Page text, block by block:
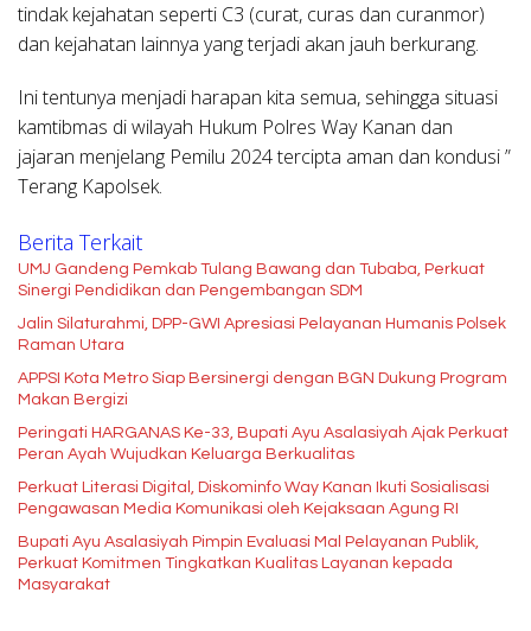
tindak kejahatan seperti C3 (curat, curas dan curanmor)
dan kejahatan lainnya yang terjadi akan jauh berkurang.
Ini tentunya menjadi harapan kita semua, sehingga situasi
kamtibmas di wilayah Hukum Polres Way Kanan dan
jajaran menjelang Pemilu 2024 tercipta aman dan kondusi ”
Terang Kapolsek.
Berita Terkait
UMJ Gandeng Pemkab Tulang Bawang dan Tubaba, Perkuat
Sinergi Pendidikan dan Pengembangan SDM
Jalin Silaturahmi, DPP-GWI Apresiasi Pelayanan Humanis Polsek
Raman Utara
APPSI Kota Metro Siap Bersinergi dengan BGN Dukung Program
Makan Bergizi
Peringati HARGANAS Ke-33, Bupati Ayu Asalasiyah Ajak Perkuat
Peran Ayah Wujudkan Keluarga Berkualitas
Perkuat Literasi Digital, Diskominfo Way Kanan Ikuti Sosialisasi
Pengawasan Media Komunikasi oleh Kejaksaan Agung RI
Bupati Ayu Asalasiyah Pimpin Evaluasi Mal Pelayanan Publik,
Perkuat Komitmen Tingkatkan Kualitas Layanan kepada
Masyarakat